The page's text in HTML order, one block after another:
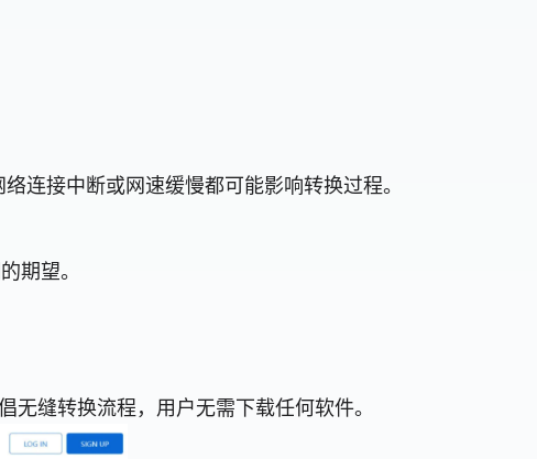
连接中断或网速缓慢都可能影响转换过程。
期望。
缝转换流程，用户无需下载任何软件。